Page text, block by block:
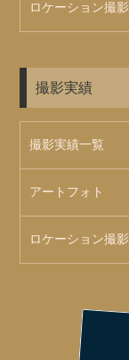
ロケーション撮影
撮影実績
撮影実績一覧
アートフォト
ロケーション撮影